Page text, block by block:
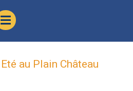
au Plain Château